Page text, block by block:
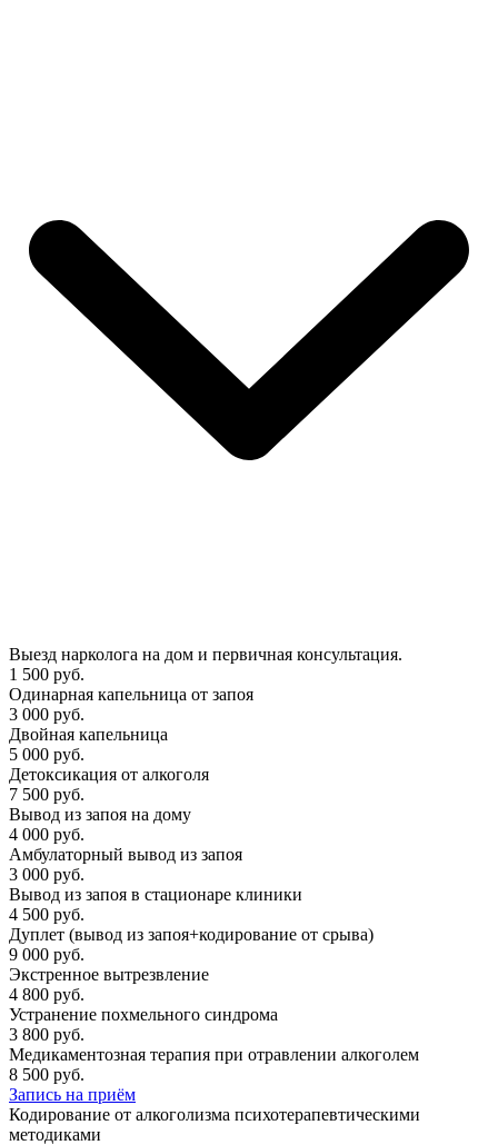
Выезд нарколога на дом и первичная консультация.
1 500 руб.
Одинарная капельница от запоя
3 000 руб.
Двойная капельница
5 000 руб.
Детоксикация от алкоголя
7 500 руб.
Вывод из запоя на дому
4 000 руб.
Амбулаторный вывод из запоя
3 000 руб.
Вывод из запоя в стационаре клиники
4 500 руб.
Дуплет (вывод из запоя+кодирование от срыва)
9 000 руб.
Экстренное вытрезвление
4 800 руб.
Устранение похмельного синдрома
3 800 руб.
Медикаментозная терапия при отравлении алкоголем
8 500 руб.
Запись на приём
Кодирование от алкоголизма психотерапевтическими
методиками